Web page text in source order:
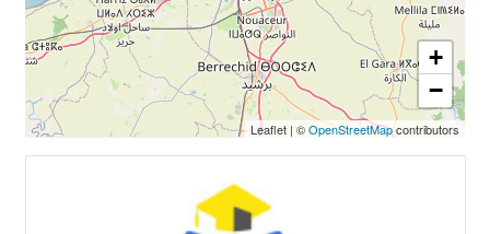
+
−
Leaflet | ©OpenStreetMapcontributors